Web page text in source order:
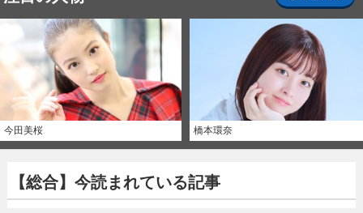
今田美桜 橋本環奈
【総合】今読まれている記事